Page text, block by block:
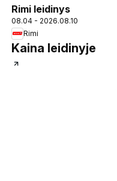
Rimi leidinys
08.04 - 2026.08.10
Rimi
Kaina leidinyje